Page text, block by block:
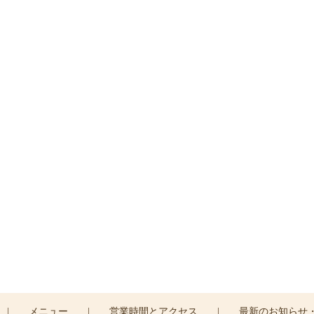
CONTACT >
メニュー 営業時間とアクセス 最新のお知らせ